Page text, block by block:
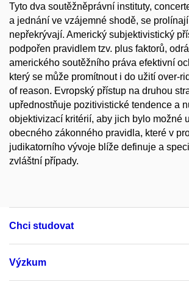
Tyto dva soutěžněprávní instituty,
a jednání ve vzájemné shodě, se
nepřekrývají. Americký subjektivistický
podpořen pravidlem tzv. plus faktorů,
amerického soutěžního práva efektivní
který se může promítnout i do užití over-
of reason. Evropský přístup na druhou
upřednostňuje pozitivistické tendence a
objektivizací kritérií, aby jich bylo možné
obecného zákonného pravidla, které v
judikatorního vývoje blíže definuje a
zvláštní případy.
Chci studovat
Výzkum